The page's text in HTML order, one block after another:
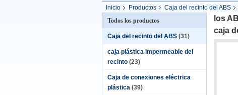
Inicio Productos Caja del recinto del ABS
tapón de goma
Todos los productos
Caja del recinto del ABS (31)
caja plástica impermeable del
recinto (23)
Caja de conexiones eléctrica
plástica (39)
los
caja